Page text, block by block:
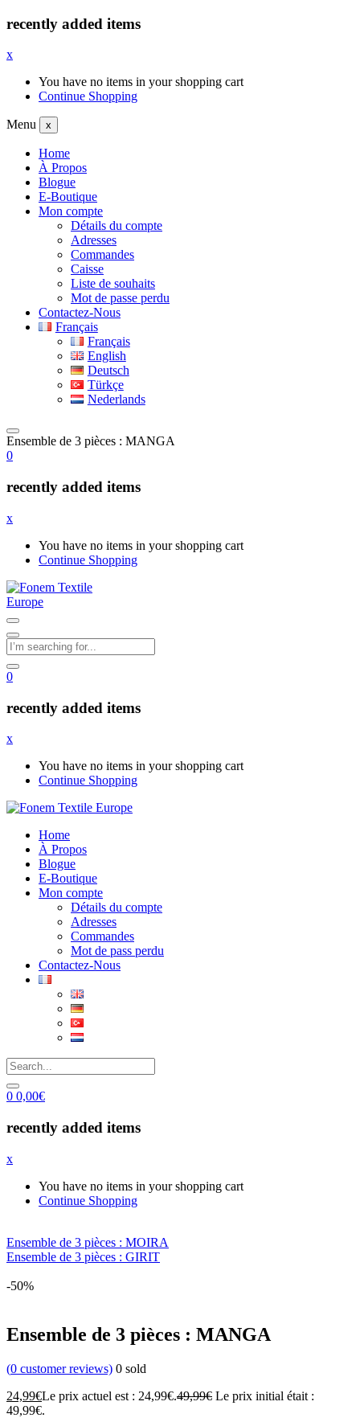
recently added items
x
You have no items in your shopping cart
Continue Shopping
Menu x
Home
À Propos
Blogue
E-Boutique
Mon compte
Détails du compte
Adresses
Commandes
Caisse
Liste de souhaits
Mot de passe perdu
Contactez-Nous
Français
Français
English
Deutsch
Türkçe
Nederlands
Ensemble de 3 pièces : MANGA
0
recently added items
x
You have no items in your shopping cart
Continue Shopping
0
recently added items
x
You have no items in your shopping cart
Continue Shopping
Home
À Propos
Blogue
E-Boutique
Mon compte
Détails du compte
Adresses
Commandes
Mot de pass perdu
Contactez-Nous
0 0,00€
recently added items
x
You have no items in your shopping cart
Continue Shopping
Ensemble de 3 pièces : MOIRA
Ensemble de 3 pièces : GIRIT
-50%
Ensemble de 3 pièces : MANGA
(0 customer reviews) 0 sold
24,99€Le prix actuel est : 24,99€.49,99€ Le prix initial était :
49,99€.